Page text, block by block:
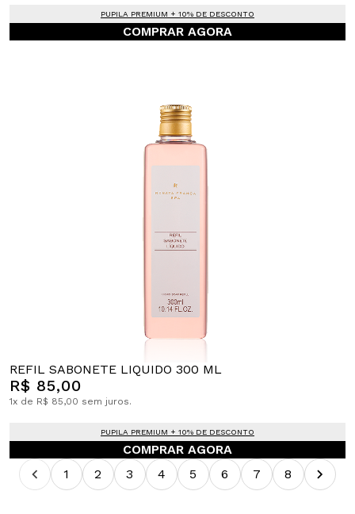
PUPILA PREMIUM + 10% DE DESCONTO
COMPRAR AGORA
REFIL SABONETE LIQUIDO 300 ML
R$ 85,00
1x de R$ 85,00 sem juros.
PUPILA PREMIUM + 10% DE DESCONTO
COMPRAR AGORA
1
2 3 4 5 6 7 8